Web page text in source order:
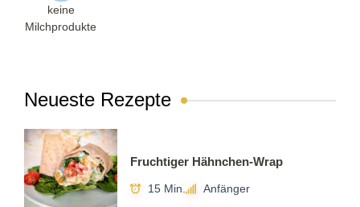
keine
Milchprodukte
Neueste Rezepte
Fruchtiger Hähnchen-Wrap
15 Min. Anfänger